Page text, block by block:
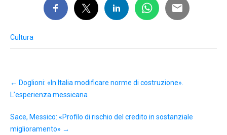
Cultura
navigation
← Doglioni: «In Italia modificare norme di costruzione».
L’esperienza messicana
Sace, Messico: «Profilo di rischio del credito in sostanziale
miglioramento» →